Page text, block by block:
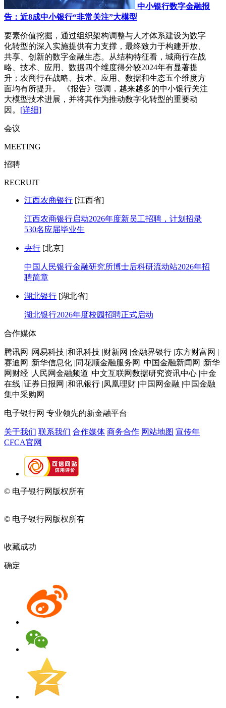
中小银行数字金融报
告：近8成中小银行“非常关注”大模型
要素价值挖掘，通过组织架构调整与人才体系建设为数字
化转型的深入实施提供有力支撑，最终致力于构建开放、
共享、创新的数字金融生态。从结构特征看，城商行在战
略、技术、应用、数据四个维度得分较2024年有显著提
升；农商行在战略、技术、应用、数据和生态五个维度方
面均有所提升。 《报告》强调，越来越多的中小银行关注
大模型技术进展，并将其作为推动数字化转型的重要动
因。 [详细]
会议
MEETING
招聘
RECRUIT
江西农商银行 [江西省]
江西农商银行启动2026年度新员工招聘，计划招录
530名应届毕业生
央行 [北京]
中国人民银行金融研究所博士后科研流动站2026年招
聘简章
湖北银行 [湖北省]
湖北银行2026年度校园招聘正式启动
合作媒体
腾讯网 |网易科技 |和讯科技 |财新网 |金融界银行 |东方财富网 |
赛迪网 |新华信息化 |同花顺金融服务网 |中国金融新闻网 |新华
网财经 |人民网金融频道 |中文互联网数据研究资讯中心 |中金
在线 |证券日报网 |和讯银行 |凤凰理财 |中国网金融 |中国金融
集中采购网
电子银行网 专业领先的新金融平台
关于我们 联系我们 合作媒体 商务合作 网站地图 宣传年
CFCA官网
© 电子银行网版权所有
© 电子银行网版权所有
收藏成功
确定